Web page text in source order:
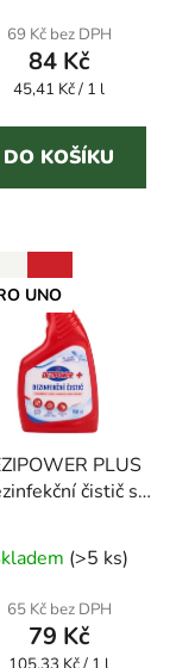
produktu
je
5,0
z
5
hvězdiček.
69 Kč bez DPH
84 Kč
Měrná
45,41 Kč / 1 l
DO KOŠÍKU
UNO
PLUS
čistič s
hodnocení
produktu
je
(>5 ks)
65 Kč bez DPH
79 Kč
Měrná